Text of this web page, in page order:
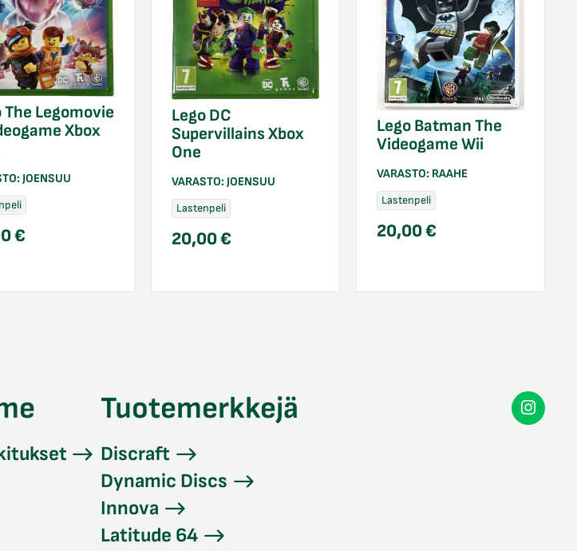
The Legomovie
Xbox
JOENSUU
€
Lego DC
Supervillains Xbox
One
VARASTO: JOENSUU
Lastenpeli
20,00€
Lego Batman The
Videogame Wii
VARASTO: RAAHE
Lastenpeli
20,00€
Tuotemerkkejä
Discraft
Dynamic Discs
Innova
Latitude 64